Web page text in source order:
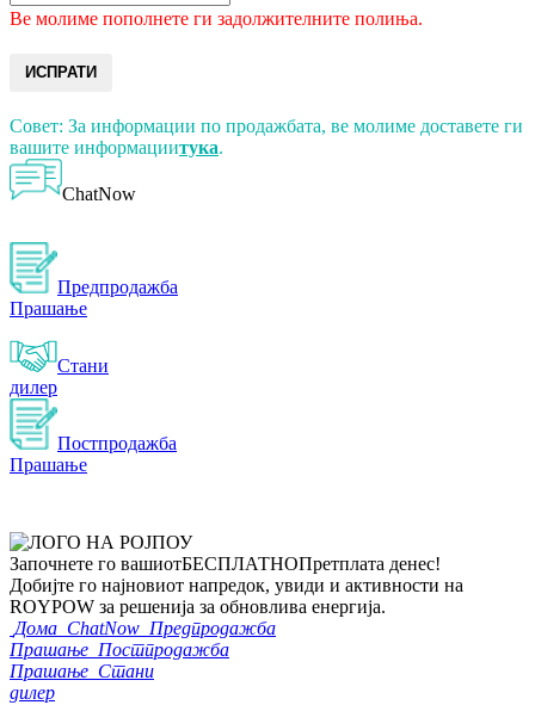
Ве молиме пополнете ги задолжителните полиња.
ИСПРАТИ
Совет: За информации по продажбата, ве молиме доставете ги
вашите информациитука.
ChatNow
Предпродажба
Прашање
Стани
дилер
Постпродажба
Прашање
Започнете го вашиотБЕСПЛАТНОПретплата денес!
Добијте го најновиот напредок, увиди и активности на
ROYPOW за решенија за обновлива енергија.
Дома ChatNow Предпродажба
Прашање Постпродажба
Прашање Стани
дилер